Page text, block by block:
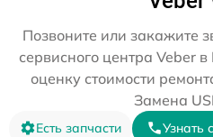
Позвоните или закажите
сервисного центра Veber
оценку стоимости
Замена
Есть запчасти Узнать